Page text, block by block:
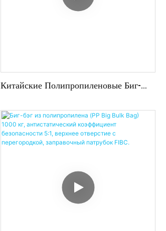
Китайские Полипропиленовые Биг-
Кормов Для Животных,
Сельскохозяйственной Продукции, А
Также Для Использования В Качестве